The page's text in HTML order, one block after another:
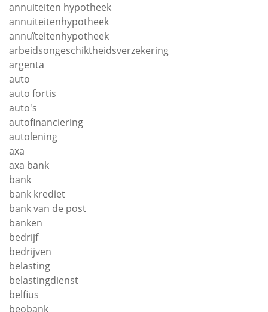
annuiteiten hypotheek
annuiteitenhypotheek
annuïteitenhypotheek
arbeidsongeschiktheidsverzekering
argenta
auto
auto fortis
auto's
autofinanciering
autolening
axa
axa bank
bank
bank krediet
bank van de post
banken
bedrijf
bedrijven
belasting
belastingdienst
belfius
beobank